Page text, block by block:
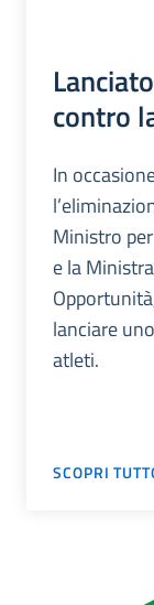
contro
In
Ministro
e la
lanciare
atleti.
SCOPRI